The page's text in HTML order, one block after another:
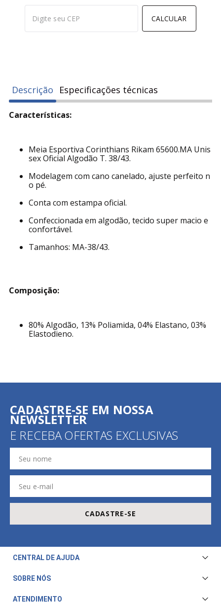
CALCULAR
Descrição Especificações técnicas
Características:
Meia Esportiva Corinthians Rikam 65600.MA Unis
sex Oficial Algodão T. 38/43.
Modelagem com cano canelado, ajuste perfeito n
o pé.
Conta com estampa oficial.
Confeccionada em algodão, tecido super macio e
confortável.
Tamanhos: MA-38/43.
Composição:
80% Algodão, 13% Poliamida, 04% Elastano, 03%
Elastodieno.
CADASTRE-SE EM NOSSA
NEWSLETTER
E RECEBA OFERTAS EXCLUSIVAS
CADASTRE-SE
CENTRAL DE AJUDA
Central de Atendimento
SOBRE NÓS
ATENDIMENTO